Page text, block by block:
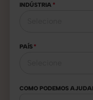
INDÚSTRIA *
PAÍS *
COMO PODEMOS